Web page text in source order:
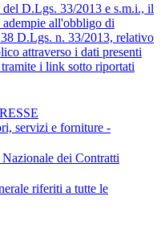
del D.Lgs. 33/2013 e s.m.i., il
all'obbligo di
D.Lgs. n. 33/2013, relativo
attraverso i dati presenti
i link sotto riportati
servizi e forniture -
dei Contratti
riferiti a tutte le